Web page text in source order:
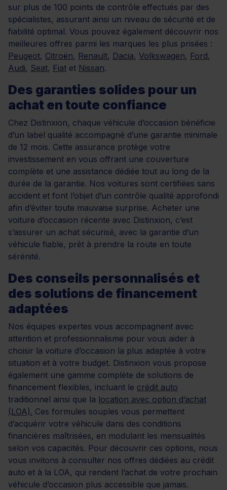
sur plus de 100 points de contrôle effectués par des
spécialistes, assurant ainsi un niveau de sécurité et de
fiabilité optimal. Vous pouvez également découvrir nos
meilleures offres parmi les marques les plus prisées :
Peugeot, Citroën, Renault, Dacia, Volkswagen, Ford,
Audi, Seat, Fiat et Nissan.
Des garanties solides pour un
achat en toute confiance
Chez Distinxion, chaque véhicule d’occasion bénéficie
d’un label qualité accompagné d’une garantie minimale
de 12 mois. Cette assurance protège votre
investissement en vous offrant une couverture
complète et une assistance dédiée tout au long de la
durée de la garantie. Nos voitures sont certifiées sans
accident et font l’objet d’un contrôle qualité approfondi
afin d’éviter toute mauvaise surprise. Acheter une
voiture d’occasion récente avec Distinxion, c’est
s’assurer un achat sécurisé, avec la garantie d’un
véhicule fiable, prêt à prendre la route en toute
sérénité.
Des conseils personnalisés et
des solutions de financement
adaptées
Nos équipes expertes vous accompagnent avec
attention et professionnalisme pour vous aider à
choisir la voiture d’occasion la plus adaptée à votre
situation et à votre budget. Distinxion vous propose
également une gamme complète de solutions de
financement flexibles, incluant le crédit auto
traditionnel ainsi que la location avec option d’achat
(LOA). Ces formules souples vous permettent
d’acquérir votre véhicule dans des conditions
financières maîtrisées, en modulant les mensualités
selon vos capacités. Pour découvrir ces options, nous
vous invitons à consulter nos offres dédiées au crédit
auto et à la LOA, qui rendent l’achat de votre prochain
véhicule d’occasion plus accessible que jamais.